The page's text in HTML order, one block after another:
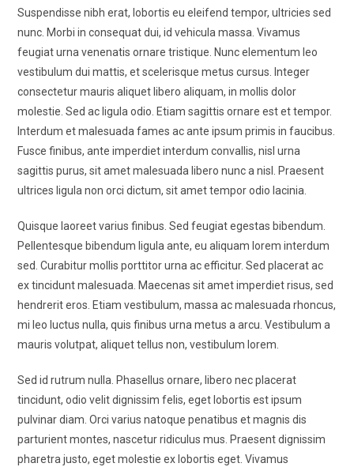
Suspendisse nibh erat, lobortis eu eleifend tempor, ultricies sed
nunc. Morbi in consequat dui, id vehicula massa. Vivamus
feugiat urna venenatis ornare tristique. Nunc elementum leo
vestibulum dui mattis, et scelerisque metus cursus. Integer
consectetur mauris aliquet libero aliquam, in mollis dolor
molestie. Sed ac ligula odio. Etiam sagittis ornare est et tempor.
Interdum et malesuada fames ac ante ipsum primis in faucibus.
Fusce finibus, ante imperdiet interdum convallis, nisl urna
sagittis purus, sit amet malesuada libero nunc a nisl. Praesent
ultrices ligula non orci dictum, sit amet tempor odio lacinia.
Quisque laoreet varius finibus. Sed feugiat egestas bibendum.
Pellentesque bibendum ligula ante, eu aliquam lorem interdum
sed. Curabitur mollis porttitor urna ac efficitur. Sed placerat ac
ex tincidunt malesuada. Maecenas sit amet imperdiet risus, sed
hendrerit eros. Etiam vestibulum, massa ac malesuada rhoncus,
mi leo luctus nulla, quis finibus urna metus a arcu. Vestibulum a
mauris volutpat, aliquet tellus non, vestibulum lorem.
Sed id rutrum nulla. Phasellus ornare, libero nec placerat
tincidunt, odio velit dignissim felis, eget lobortis est ipsum
pulvinar diam. Orci varius natoque penatibus et magnis dis
parturient montes, nascetur ridiculus mus. Praesent dignissim
pharetra justo, eget molestie ex lobortis eget. Vivamus